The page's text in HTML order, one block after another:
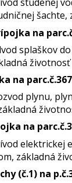
na
splaškov
na
plynu,
na
elektrickej
základná
(č.1) na